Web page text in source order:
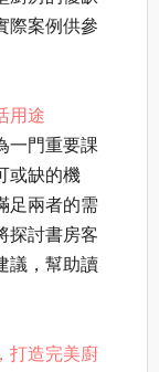
際案例供參
用途
一門重要課
或缺的機
足兩者的需
探討書房客
議，幫助讀
打造完美廚